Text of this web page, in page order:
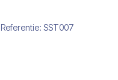
Referentie: SST007